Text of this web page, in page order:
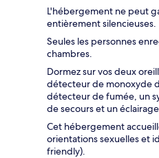
L'hébergement ne peut
entièrement silencieuses.
Seules les personnes
chambres.
Dormez sur vos deux
détecteur de monoxyde
détecteur de fumée, un
de secours et un
Cet hébergement
orientations sexuelles et
friendly).